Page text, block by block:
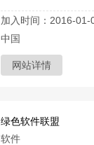
加入时间：2016-01-
中国
网站详情
绿色软件联盟
软件